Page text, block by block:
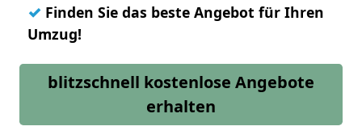
✓ Finden Sie das beste Angebot für Ihren
Umzug!
blitzschnell kostenlose Angebote
erhalten